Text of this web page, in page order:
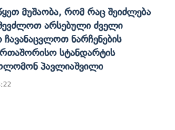
Მუშაობა, Რომ Რაც Შეიძლება
Არსებული Ძველი
Ჩავანაცვლოთ Ნარჩენების
Სტანდარტის
Პავლიაშვილი